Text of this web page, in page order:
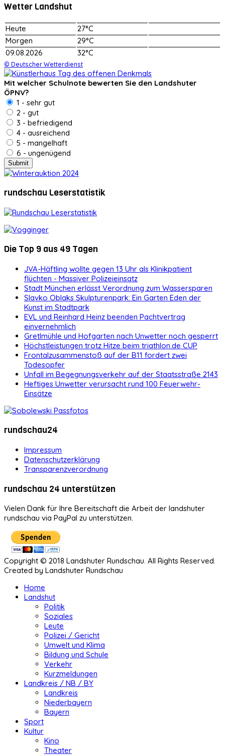
Wetter Landshut
Heute
27°C
Morgen
29°C
09.08.2026
32°C
© Deutscher Wetterdienst
Mit welcher Schulnote bewerten Sie den Landshuter
ÖPNV?
1 - sehr gut
2 - gut
3 - befriedigend
4 - ausreichend
5 - mangelhaft
6 - ungenügend
rundschau Leserstatistik
Die Top 9 aus 49 Tagen
JVA-Häftling wollte gegen 13 Uhr als Klinikpatient
flüchten - Massiver Polizeieinsatz
Stadt München erlässt Verordnung zum Wassersparen
Slavko Oblaks Skulpturenpark: Ein Garten Eden der
Kunst im Stadtpark
EVL und Reinhard Heinz beenden Pachtvertrag
einvernehmlich
Gretlmühle und Hofgarten nach Unwetter noch gesperrt
Höchstleistungen trotz Hitze beim triathlon.de CUP
Frontalzusammenstoß auf der B11 fordert zwei
Todesopfer
Unfall im Begegnungsverkehr auf der Staatsstraße 2143
Heftiges Unwetter verursacht rund 100 Feuerwehr-
Einsätze
rundschau24
Impressum
Datenschutzerklärung
Transparenzverordnung
rundschau 24 unterstützen
Vielen Dank für Ihre Bereitschaft die Arbeit der landshuter
rundschau via PayPal zu unterstützen.
Copyright © 2018 Landshuter Rundschau. All Rights Reserved.
Created by Landshuter Rundschau
Home
Landshut
Politik
Soziales
Leute
Polizei / Gericht
Umwelt und Klima
Bildung und Schule
Verkehr
Kurzmeldungen
Landkreis / NB / BY
Landkreis
Niederbayern
Bayern
Sport
Kultur
Kino
Theater